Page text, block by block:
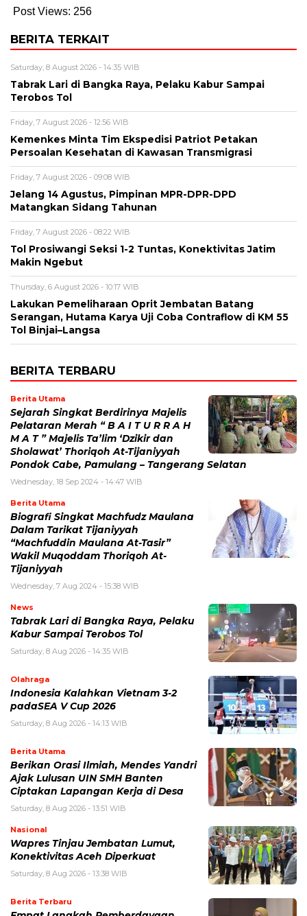
Post Views: 256
BERITA TERKAIT
Saturday, 8 August 2026 - 14:35 WIB
Tabrak Lari di Bangka Raya, Pelaku Kabur Sampai
Terobos Tol
Friday, 7 August 2026 - 12:56 WIB
Kemenkes Minta Tim Ekspedisi Patriot Petakan
Persoalan Kesehatan di Kawasan Transmigrasi
Friday, 7 August 2026 - 09:08 WIB
Jelang 14 Agustus, Pimpinan MPR-DPR-DPD
Matangkan Sidang Tahunan
Friday, 7 August 2026 - 08:22 WIB
Tol Prosiwangi Seksi 1-2 Tuntas, Konektivitas Jatim
Makin Ngebut
Thursday, 6 August 2026 - 10:17 WIB
Lakukan Pemeliharaan Oprit Jembatan Batang
Serangan, Hutama Karya Uji Coba Contraflow di KM 55
Tol Binjai–Langsa
BERITA TERBARU
Berita Utama
Sejarah Singkat Berdirinya Majelis
Pelataran Merah “ B A I T U R R A H
M A T ” Majelis Ta’lim ‘Dzikir dan
Sholawat’ Thoriqoh At-Tijaniyyah
Pondok Cabe, Pamulang – Tangerang Selatan
Wednesday, 18 Sep 2024 - 14:47 WIB
Berita Utama
Biografi Singkat Machfudz Maulana
Dalam Tarikat Tijaniyyah
“Machfuddin Maulana At-Tasir”
Wakil Muqoddam Thoriqoh At-
Tijaniyyah
Wednesday, 7 Aug 2024 - 15:38 WIB
News
Tabrak Lari di Bangka Raya, Pelaku
Kabur Sampai Terobos Tol
Saturday, 8 Aug 2026 - 14:35 WIB
Olahraga
Indonesia Kalahkan Vietnam 3-2
padaSEA V Cup 2026
Saturday, 8 Aug 2026 - 14:13 WIB
Berita Utama
Berikan Orasi Ilmiah, Mendes Yandri
Ajak Lulusan UIN SMH Banten
Ciptakan Lapangan Kerja di Desa
Saturday, 8 Aug 2026 - 13:51 WIB
Nasional
Wapres Tinjau Jembatan Lumut,
Konektivitas Aceh Diperkuat
Saturday, 8 Aug 2026 - 13:38 WIB
Berita Terbaru